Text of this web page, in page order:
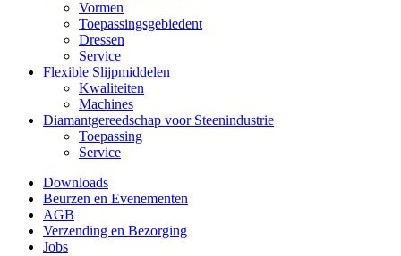
Vormen
Toepassingsgebiedent
Dressen
Service
Flexible Slijpmiddelen
Kwaliteiten
Machines
Diamantgereedschap voor Steenindustrie
Toepassing
Service
Downloads
Beurzen en Evenementen
AGB
Verzending en Bezorging
Jobs